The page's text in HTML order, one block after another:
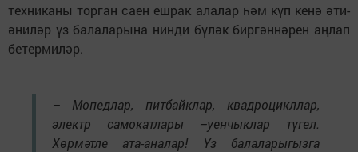
техниканы торган саен ешрак алалар һәм күп кенә әти-
әниләр үз балаларына нинди бүләк биргәннәрен аңлап
бетермиләр.
– Мопедлар, питбайклар, квадроцикллар,
электр самокатлары –уенчыклар түгел.
Хөрмәтле ата-аналар! Үз балаларыгызга